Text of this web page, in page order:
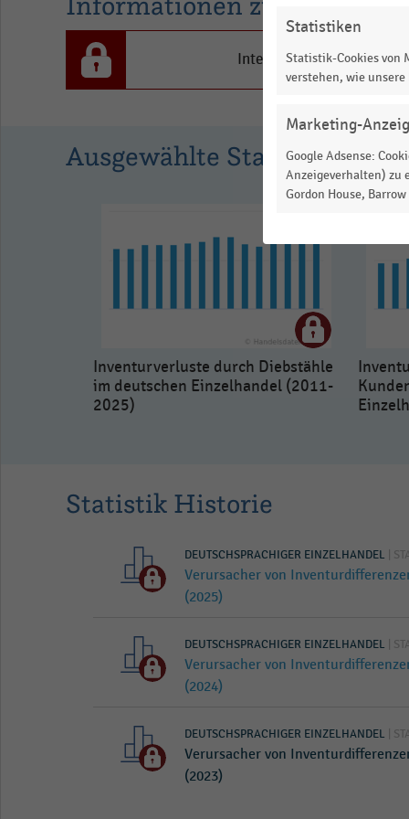
Interesse an den
Ausgewählte Statistiken
Inventurverluste durch Diebstähle
im deutschen Einzelhandel (2011-
2025)
Statistik Historie
DEUTSCHSPRACHIGER EINZELHANDEL |
Verursacher von
(2025)
DEUTSCHSPRACHIGER EINZELHANDEL |
Verursacher von
(2024)
DEUTSCHSPRACHIGER EINZELHANDEL |
Verursacher von
(2023)
Statistiken
Statistik-Cookies von
verstehen, wie
Marketing-
Google Adsense:
Anzeigeverhalten) zu
Gordon House,